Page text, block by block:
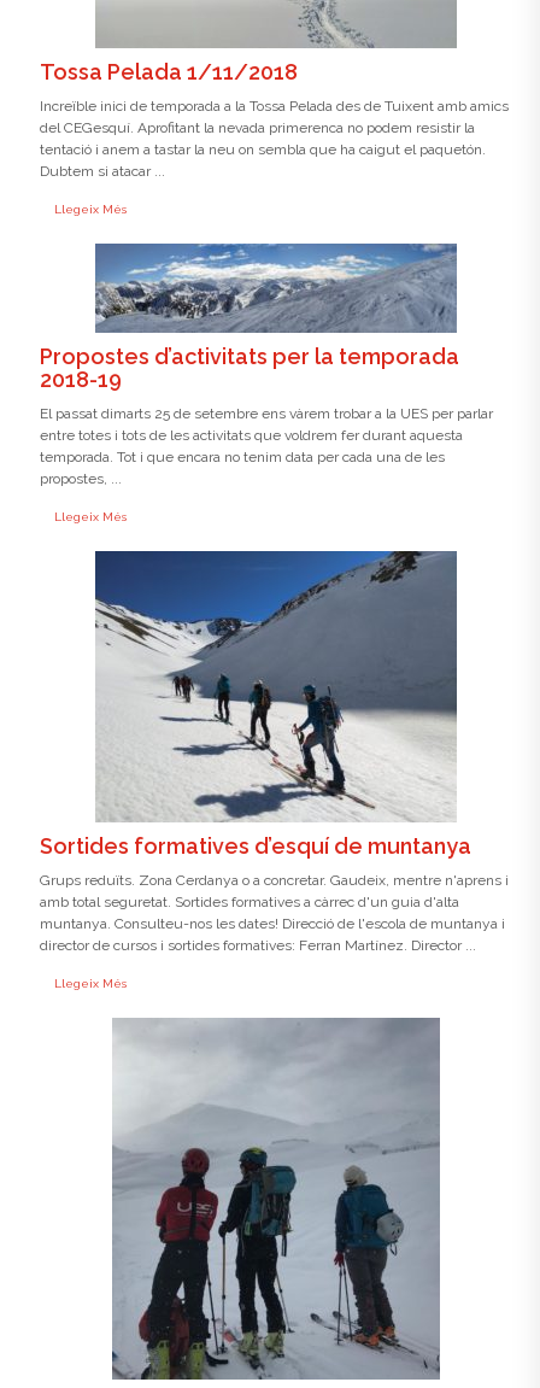
Tossa Pelada 1/11/2018
Increïble inici de temporada a la Tossa Pelada des de Tuixent amb amics
del CEGesquí. Aprofitant la nevada primerenca no podem resistir la
tentació i anem a tastar la neu on sembla que ha caigut el paquetón.
Dubtem si atacar ...
Llegeix Més
Propostes d’activitats per la temporada
2018-19
El passat dimarts 25 de setembre ens vàrem trobar a la UES per parlar
entre totes i tots de les activitats que voldrem fer durant aquesta
temporada. Tot i que encara no tenim data per cada una de les
propostes, ...
Llegeix Més
Sortides formatives d’esquí de muntanya
Grups reduïts. Zona Cerdanya o a concretar. Gaudeix, mentre n'aprens i
amb total seguretat. Sortides formatives a càrrec d'un guia d'alta
muntanya. Consulteu-nos les dates! Direcció de l'escola de muntanya i
director de cursos i sortides formatives: Ferran Martínez. Director ...
Llegeix Més